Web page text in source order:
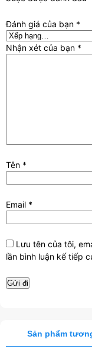
Đánh giá của bạn *
Nhận xét của bạn *
Tên *
Email *
Lưu tên của tôi,
lần bình luận kế tiếp
Sản phẩm